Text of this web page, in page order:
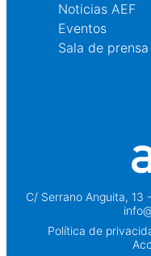
Noticias AEF
Eventos
Sala de prensa
C/ Serrano Anguita,
Política de